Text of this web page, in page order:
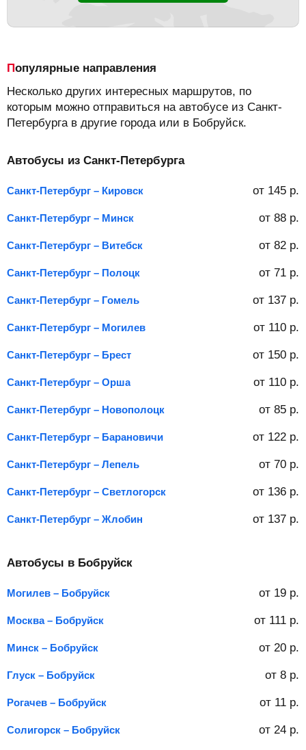
Популярные направления
Несколько других интересных маршрутов, по
которым можно отправиться на автобусе из Санкт-
Петербурга в другие города или в Бобруйск.
Автобусы из Санкт-Петербурга
Санкт-Петербург – Кировск от 145 р.
Санкт-Петербург – Минск от 88 р.
Санкт-Петербург – Витебск от 82 р.
Санкт-Петербург – Полоцк от 71 р.
Санкт-Петербург – Гомель от 137 р.
Санкт-Петербург – Могилев от 110 р.
Санкт-Петербург – Брест от 150 р.
Санкт-Петербург – Орша от 110 р.
Санкт-Петербург – Новополоцк от 85 р.
Санкт-Петербург – Барановичи от 122 р.
Санкт-Петербург – Лепель от 70 р.
Санкт-Петербург – Светлогорск от 136 р.
Санкт-Петербург – Жлобин от 137 р.
Автобусы в Бобруйск
Могилев – Бобруйск от 19 р.
Москва – Бобруйск от 111 р.
Минск – Бобруйск от 20 р.
Глуск – Бобруйск от 8 р.
Рогачев – Бобруйск от 11 р.
Солигорск – Бобруйск от 24 р.